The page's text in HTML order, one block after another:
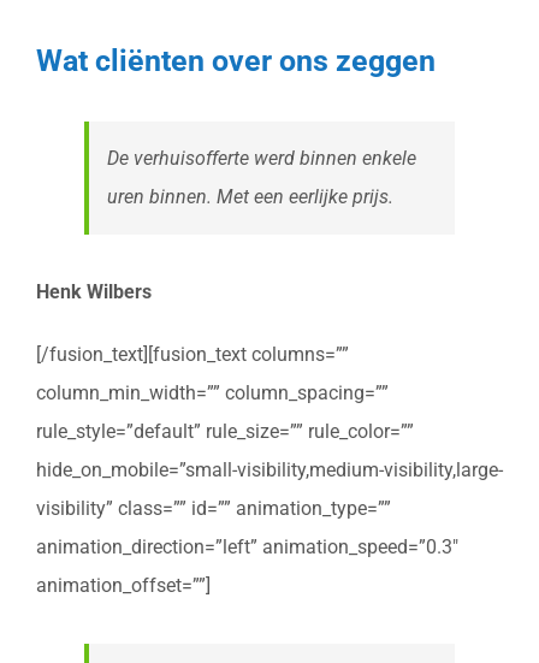
Wat cliënten over ons zeggen
De verhuisofferte werd binnen enkele
uren binnen. Met een eerlijke prijs.
Henk Wilbers
[/fusion_text][fusion_text columns=””
column_min_width=”” column_spacing=””
rule_style=”default” rule_size=”” rule_color=””
hide_on_mobile=”small-visibility,medium-visibility,large-
visibility” class=”” id=”” animation_type=””
animation_direction=”left” animation_speed=”0.3″
animation_offset=””]